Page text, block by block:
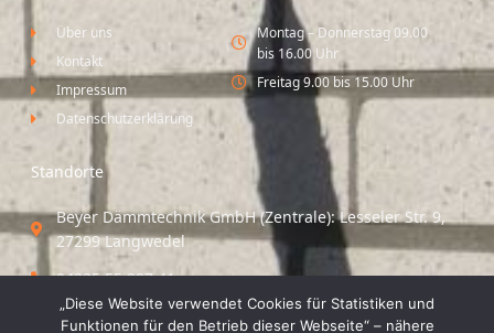
Über uns
Kontakt
Impressum
Datenschutzerklärung
Montag – Donnerstag 09.00
bis 16.00 Uhr
Freitag 9.00 bis 15.00 Uhr
Standorte
Beyer Dämmtechnik GmbH (Zentrale): Lesseler Str. 9,
27299 Langwedel
04235 55 297 41
Standort Vechta / Minden: Osloer Straße 21 49377
„Diese Website verwendet Cookies für Statistiken und
Funktionen für den Betrieb dieser Webseite“ – nähere